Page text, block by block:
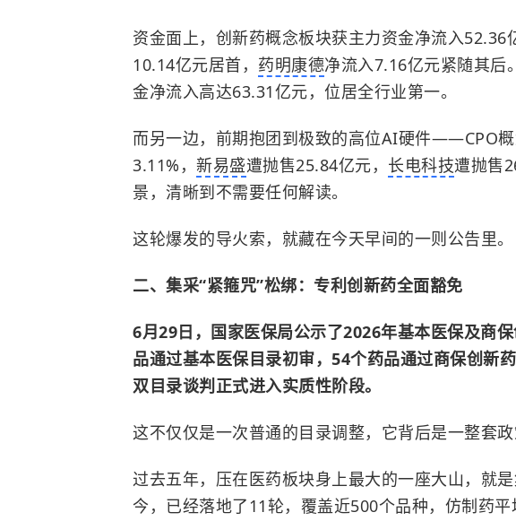
资金面上，创新药概念板块获主力资金净流入52.36
10.14亿元居首， 药明康德净流入7.16亿元紧随其后
金净流入高达63.31亿元，位居全行业第一。
而另一边，前期抱团到极致的高位AI硬件——CPO
3.11%， 新易盛遭抛售25.84亿元， 长电科技遭抛售
景，清晰到不需要任何解读。
这轮爆发的导火索，就藏在今天早间的一则公告里。
二、集采“紧箍咒”松绑：专利创新药全面豁免
6月29日，国家医保局公示了2026年基本医保及商
品通过基本医保目录初审，54个药品通过商保创新
双目录谈判正式进入实质性阶段。
这不仅仅是一次普通的目录调整，它背后是一整套政
过去五年，压在医药板块身上最大的一座大山，就
今，已经落地了11轮，覆盖近500个品种，仿制药